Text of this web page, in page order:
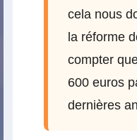
cela nous
la réforme
compter
600 euros
dernières